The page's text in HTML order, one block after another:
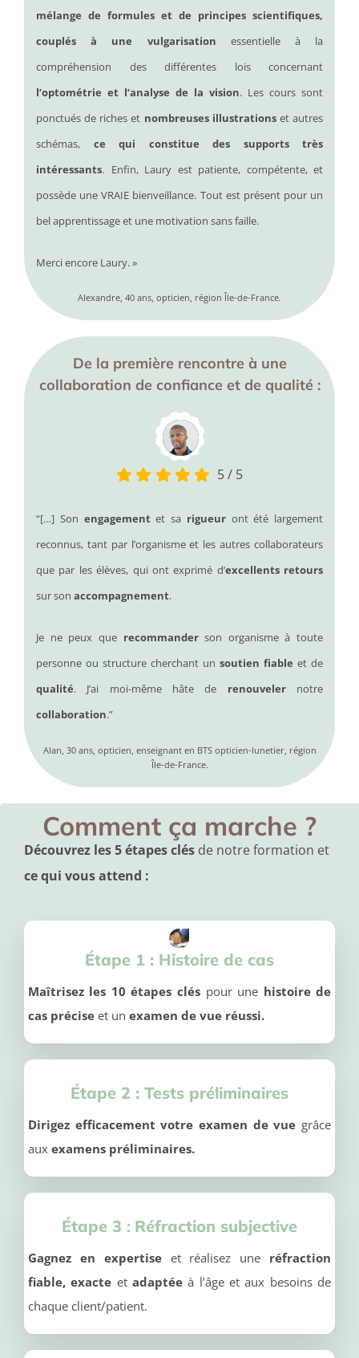
mélange de formules et de principes scientifiques,
couplés à une vulgarisation essentielle à la
compréhension des différentes lois concernant
l’optométrie et l’analyse de la vision. Les cours sont
ponctués de riches et nombreuses illustrations et autres
schémas, ce qui constitue des supports très
intéressants. Enfin, Laury est patiente, compétente, et
possède une VRAIE bienveillance. Tout est présent pour un
bel apprentissage et une motivation sans faille.
Merci encore Laury. »
Alexandre, 40 ans, opticien, région Île-de-France.
De la première rencontre à une
collaboration de confiance et de qualité :
5/ 5
“[…] Son engagementet sa rigueuront été largement
reconnus, tant par l’organisme et les autres collaborateurs
que par les élèves, qui ont exprimé d’excellents retours
sur son accompagnement.
Je ne peux que recommanderson organisme à toute
personne ou structure cherchant un soutien fiable et de
qualité. J’ai moi-même hâte de renouvelernotre
collaboration.”
Alan, 30 ans, opticien, enseignant en BTS opticien-lunetier, région
Île-de-France.
Comment ça marche ?
Découvrez les 5 étapes clésde notre formation et
ce qui vous attend :
Étape 1 : Histoire de cas
Maîtrisez les 10 étapes clés pour une histoire de
cas préciseet un examen de vue réussi.
Étape 2 : Tests préliminaires
Dirigez efficacement votre examen de vue grâce
aux examens préliminaires.
Étape 3 : Réfraction subjective
Gagnez en expertiseet réalisez une réfraction
fiable, exacte etadaptée à l’âge et aux besoins de
chaque client/patient.